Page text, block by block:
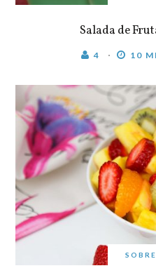
Salada de
4 10